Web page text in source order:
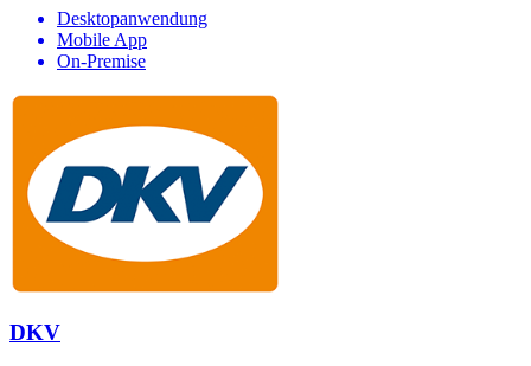
Desktopanwendung
Mobile App
On-Premise
DKV